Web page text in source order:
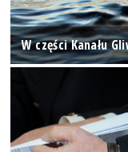
W części Kanału